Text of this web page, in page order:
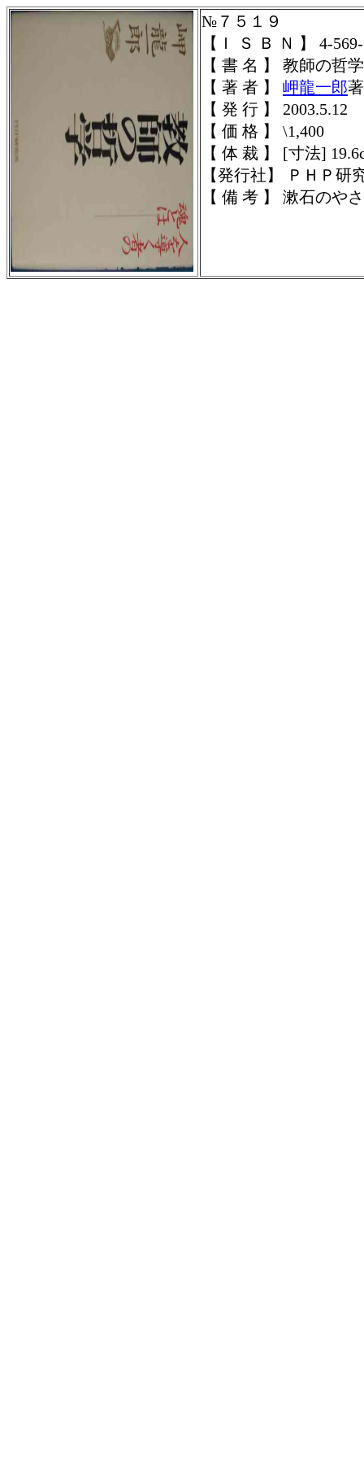
№７５１９
【Ｉ Ｓ Ｂ Ｎ 】 4-
【 書 名 】 教師の哲学
【 著 者 】 岬龍一郎著
【 発 行 】 2003.5.12
【 価 格 】 \1,400
【 体 裁 】
[寸法]
【発行社】 ＰＨＰ研
【 備 考 】 漱石の